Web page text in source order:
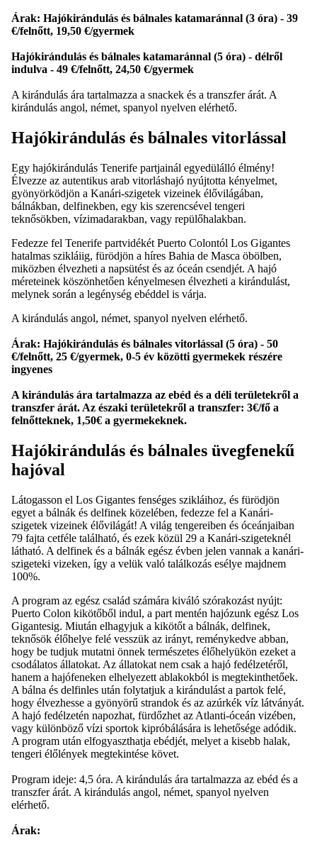
Árak: Hajókirándulás és bálnales katamaránnal (3 óra) - 39
€/felnőtt, 19,50 €/gyermek
Hajókirándulás és bálnales katamaránnal (5 óra) - délről
indulva - 49 €/felnőtt, 24,50 €/gyermek
A kirándulás ára tartalmazza a snackek és a transzfer árát. A
kirándulás angol, német, spanyol nyelven elérhető.
Hajókirándulás és bálnales vitorlással
Egy hajókirándulás Tenerife partjainál egyedülálló élmény!
Élvezze az autentikus arab vitorláshajó nyújtotta kényelmet,
gyönyörködjön a Kanári-szigetek vizeinek élővilágában,
bálnákban, delfinekben, egy kis szerencsével tengeri
teknősökben, vízimadarakban, vagy repülőhalakban.
Fedezze fel Tenerife partvidékét Puerto Colontól Los Gigantes
hatalmas szikláiig, fürödjön a híres Bahia de Masca öbölben,
miközben élvezheti a napsütést és az óceán csendjét. A hajó
méreteinek köszönhetően kényelmesen élvezheti a kirándulást,
melynek során a legénység ebéddel is várja.
A kirándulás angol, német, spanyol nyelven elérhető.
Árak: Hajókirándulás és bálnales vitorlással (5 óra) - 50
€/felnőtt, 25 €/gyermek, 0-5 év közötti gyermekek részére
ingyenes
A kirándulás ára tartalmazza az ebéd és a déli területekről a
transzfer árát. Az északi területekről a transzfer: 3€/fő a
felnőtteknek, 1,50€ a gyermekeknek.
Hajókirándulás és bálnales üvegfenekű
hajóval
Látogasson el Los Gigantes fenséges szikláihoz, és fürödjön
egyet a bálnák és delfinek közelében, fedezze fel a Kanári-
szigetek vizeinek élővilágát! A világ tengereiben és óceánjaiban
79 fajta cetféle található, és ezek közül 29 a Kanári-szigeteknél
látható. A delfinek és a bálnák egész évben jelen vannak a kanári-
szigeteki vizeken, így a velük való találkozás esélye majdnem
100%.
A program az egész család számára kiváló szórakozást nyújt:
Puerto Colon kikötőből indul, a part mentén hajózunk egész Los
Gigantesig. Miután elhagyjuk a kikötőt a bálnák, delfinek,
teknősök élőhelye felé vesszük az irányt, reménykedve abban,
hogy be tudjuk mutatni önnek természetes élőhelyükön ezeket a
csodálatos állatokat. Az állatokat nem csak a hajó fedélzetéről,
hanem a hajófeneken elhelyezett ablakokból is megtekinthetőek.
A bálna és delfinles után folytatjuk a kirándulást a partok felé,
hogy élvezhesse a gyönyörű strandok és az azúrkék víz látványát.
A hajó fedélzetén napozhat, fürdőzhet az Atlanti-óceán vizében,
vagy különböző vízi sportok kipróbálására is lehetősége adódik.
A program után elfogyaszthatja ebédjét, melyet a kisebb halak,
tengeri élőlények megtekintése követ.
Program ideje: 4,5 óra. A kirándulás ára tartalmazza az ebéd és a
transzfer árát. A kirándulás angol, német, spanyol nyelven
elérhető.
Árak: